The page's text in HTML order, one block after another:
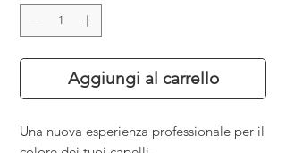
Aggiungi al carrello
Una nuova esperienza professionale per il